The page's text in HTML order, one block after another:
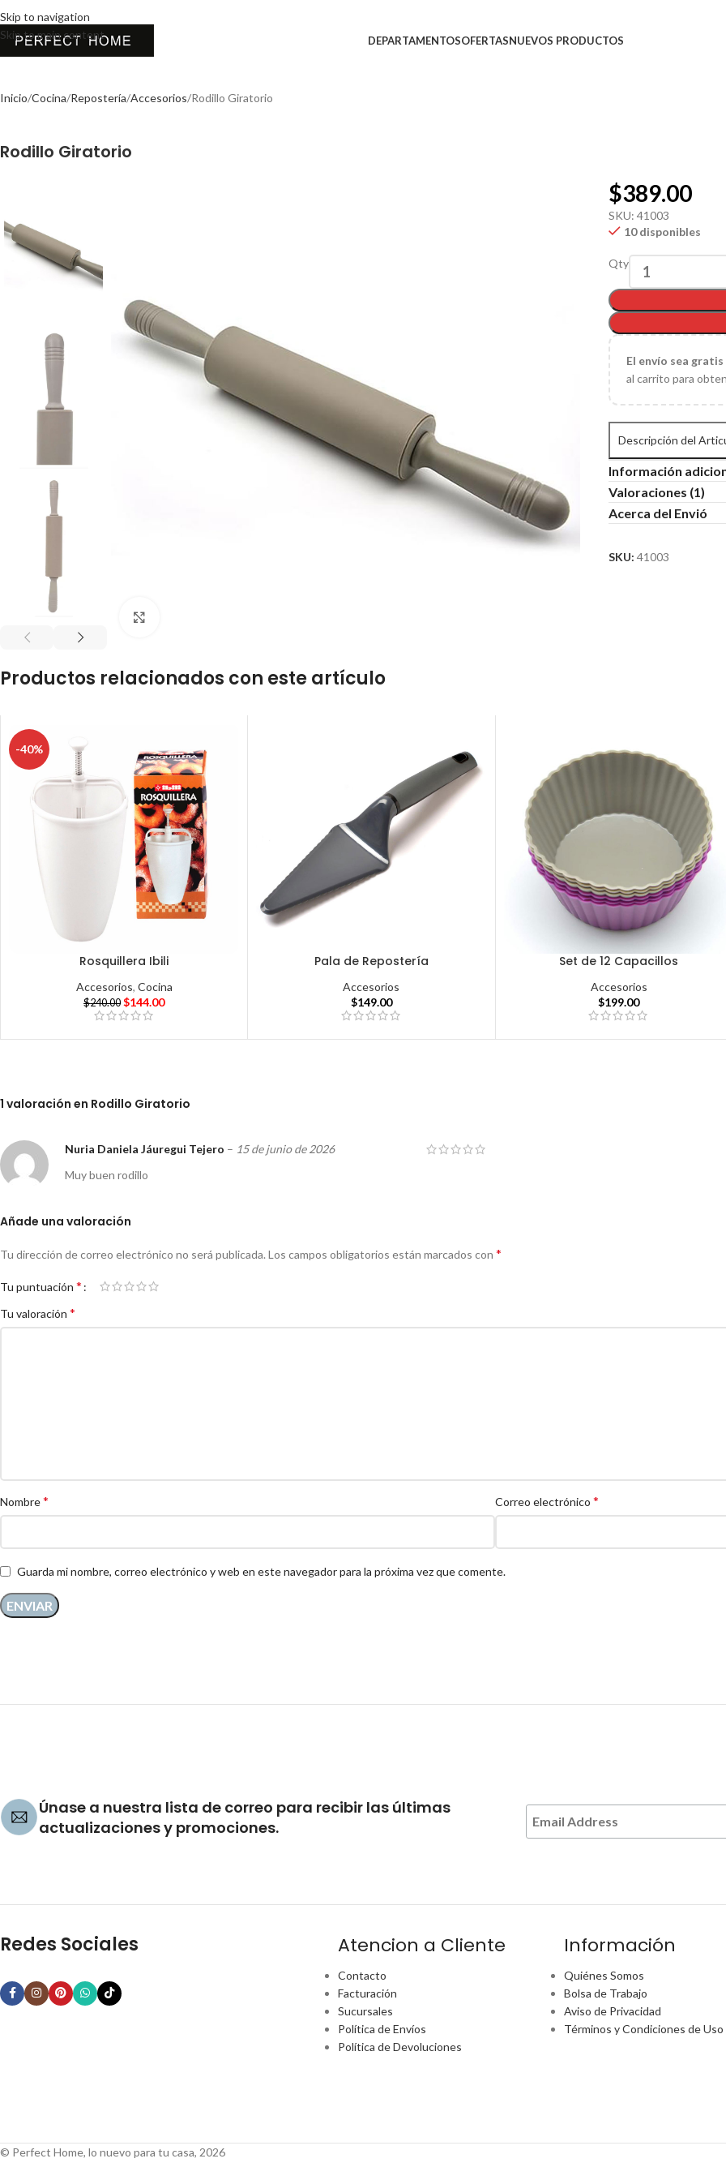
Skip to navigation
Skip to main content
DEPARTAMENTOSOFERTASNUEVOS PRODUCTOS
Inicio Cocina Repostería Accesorios Rodillo Giratorio
Rodillo Giratorio
$389.00
SKU:41003
10 disponibles
Qty
El envío sea
al carrito para
Descripción del
Información
Valoraciones (1)
Acerca del Envió
SKU:41003
Productos relacionados con este artículo
-40%
Rosquillera Ibili
Accesorios, Cocina
$240.00 $144.00
Pala de Repostería
Accesorios
$149.00
Set de 12 Capacillos
Accesorios
$199.00
1 valoración en Rodillo Giratorio
Nuria Daniela Jáuregui Tejero – 15 de junio de 2026
Muy buen rodillo
Añade una valoración
Tu dirección de correo electrónico no será publicada.Los campos obligatorios están marcados con *
Tu puntuación *
Tu valoración *
Nombre* Correo electrónico *
Guarda mi nombre, correo electrónico y web en este navegador para la próxima vez que comente.
Únase a nuestra lista de correo para recibir las últimas
actualizaciones y promociones.
Redes Sociales Atencion a Cliente
Contacto
Facturación
Sucursales
Política de Envíos
Política de Devoluciones
Información
Quiénes Somos
Bolsa de Trabajo
Aviso de Privacidad
Términos y Condiciones de Uso
© Perfect Home, lo nuevo para tu casa, 2026